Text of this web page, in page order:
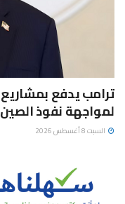
لمواجهة نفوذ الصين
السبت 8 أغسطس 2026